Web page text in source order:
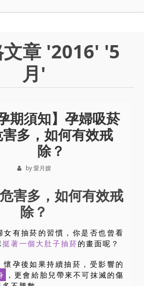
章 '2016' '5
月'
孕期須知】孕婦吸菸
多，如何有效戒
除？
by 愛月嫂
害多，如何有效戒
除？
女有抽菸的習慣，你是否也曾看
挺著一個大肚子抽菸的畫面呢？
懷孕後如果持續抽菸，受影響的
，更會給胎兒帶來不可抹滅的傷